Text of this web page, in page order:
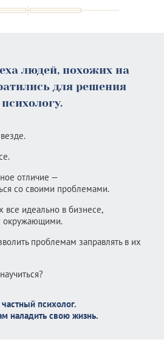
людей, похожих на
для решения
отличие —
со своими проблемами.
все идеально в бизнесе,
окружающими.
проблемам заправлять в их
психолог.
наладить свою жизнь.